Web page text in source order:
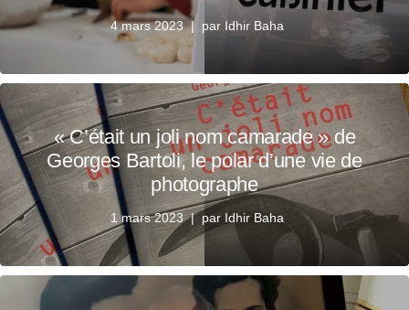
4 mars 2023 par Idhir Baha
« C’était un joli nom camarade » de
Georges Bartoli, le polar d’une vie de
photographe
1 mars 2023 par Idhir Baha